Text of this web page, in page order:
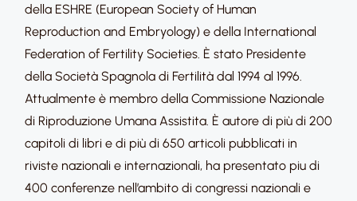
della ESHRE (European Society of Human
Reproduction and Embryology) e della International
Federation of Fertility Societies. È stato Presidente
della Società Spagnola di Fertilità dal 1994 al 1996.
Attualmente è membro della Commissione Nazionale
di Riproduzione Umana Assistita. È autore di più di 200
capitoli di libri e di più di 650 articoli pubblicati in
riviste nazionali e internazionali, ha presentato piu di
400 conferenze nell’ambito di congressi nazionali e